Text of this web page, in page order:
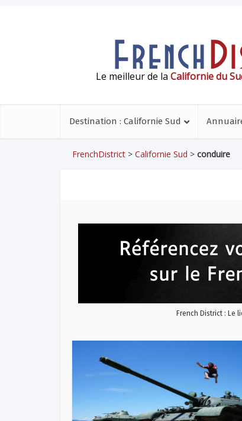
Le meilleur de la Californie du
Destination : Californie Sud
FrenchDistrict > Californie Sud > conduire
French District : Le